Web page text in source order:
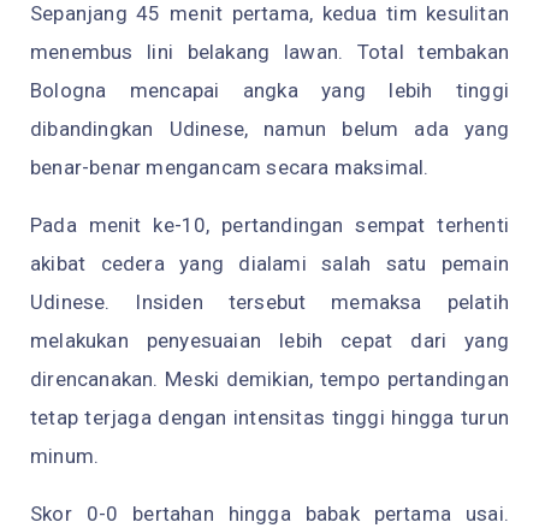
Sepanjang 45 menit pertama, kedua tim kesulitan
menembus lini belakang lawan. Total tembakan
Bologna mencapai angka yang lebih tinggi
dibandingkan Udinese, namun belum ada yang
benar-benar mengancam secara maksimal.
Pada menit ke-10, pertandingan sempat terhenti
akibat cedera yang dialami salah satu pemain
Udinese. Insiden tersebut memaksa pelatih
melakukan penyesuaian lebih cepat dari yang
direncanakan. Meski demikian, tempo pertandingan
tetap terjaga dengan intensitas tinggi hingga turun
minum.
Skor 0-0 bertahan hingga babak pertama usai.